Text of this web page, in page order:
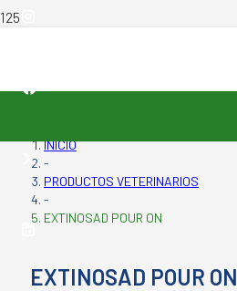
INICIO
-
PRODUCTOS VETERINARIOS
-
EXTINOSAD POUR ON
EXTINOSAD POUR ON